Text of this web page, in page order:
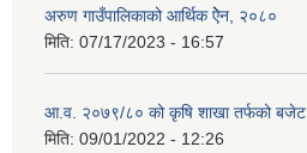
अरुण गाउँपालिकाको आर्थिक ऐेन, २०८०
मिति: 07/17/2023 - 16:57
आ.व. २०७९/८० को कृषि शाखा तर्फको बजेट
मिति: 09/01/2022 - 12:26